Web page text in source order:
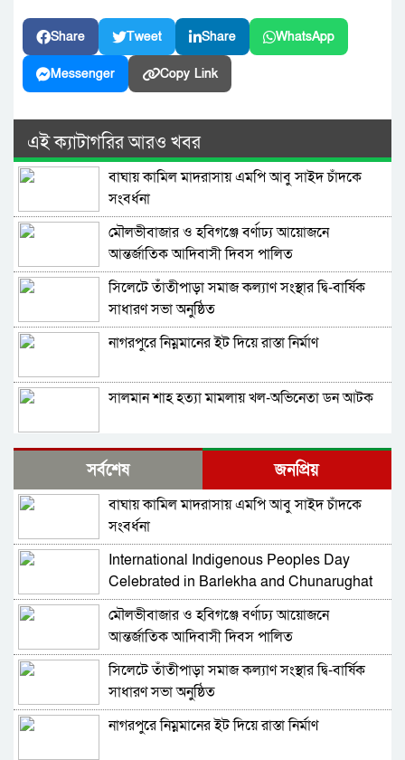
Share Tweet Share WhatsApp
Messenger Copy Link
এই ক্যাটাগরির আরও খবর
বাঘায় কামিল মাদরাসায় এমপি আবু সাইদ চাঁদকে
সংবর্ধনা
মৌলভীবাজার ও হবিগঞ্জে বর্ণাঢ্য আয়োজনে
আন্তর্জাতিক আদিবাসী দিবস পালিত
সিলেটে তাঁতীপাড়া সমাজ কল্যাণ সংস্থার দ্বি-বার্ষিক
সাধারণ সভা অনুষ্ঠিত
নাগরপুরে নিম্নমানের ইট দিয়ে রাস্তা নির্মাণ
সালমান শাহ হত্যা মামলায় খল-অভিনেতা ডন আটক
নাগরপুরে এনসিপির আহ্বায়ক কমিটি অনুমোদন:
আহ্বায়ক তারিয়াশ পলাশ, সদস্য সচিব সরদার
আশরাফ
সবুজ বাংলাদেশ গড়ার প্রত্যয়ে সিলেটে বাবৌযুপ’র
দ্বিতীয় পর্যায়ে বৃক্ষরোপণ কর্মসূচি সম্পন্ন
আবারও আলিয়া মাদ্রাসা এলাকায় সংঘর্ষের আশঙ্কা,
পুলিশ মোতায়েন
সিলেট মিউজিক অ্যাসোসিয়েশন ২১ সদস্যবিশিষ্ট
প্রতিষ্ঠাকালীন কমিটি ঘোষণা
বাঘা পৌরসভায় রাস্তা ও ড্রেনের কাজের ভিত্তিপ্রস্তর
স্থাপন করলেন-এমপি চাঁদ
নিরাপত্তার নিশ্চয়তা পেলে ‘দেশে ফিরতে প্রস্তুত’ সাকিব,
সর্বশেষ জনপ্রিয়
বাঘায় কামিল মাদরাসায় এমপি আবু সাইদ চাঁদকে
সংবর্ধনা
International Indigenous Peoples Day
Celebrated in Barlekha and Chunarughat
মৌলভীবাজার ও হবিগঞ্জে বর্ণাঢ্য আয়োজনে
আন্তর্জাতিক আদিবাসী দিবস পালিত
সিলেটে তাঁতীপাড়া সমাজ কল্যাণ সংস্থার দ্বি-বার্ষিক
সাধারণ সভা অনুষ্ঠিত
নাগরপুরে নিম্নমানের ইট দিয়ে রাস্তা নির্মাণ